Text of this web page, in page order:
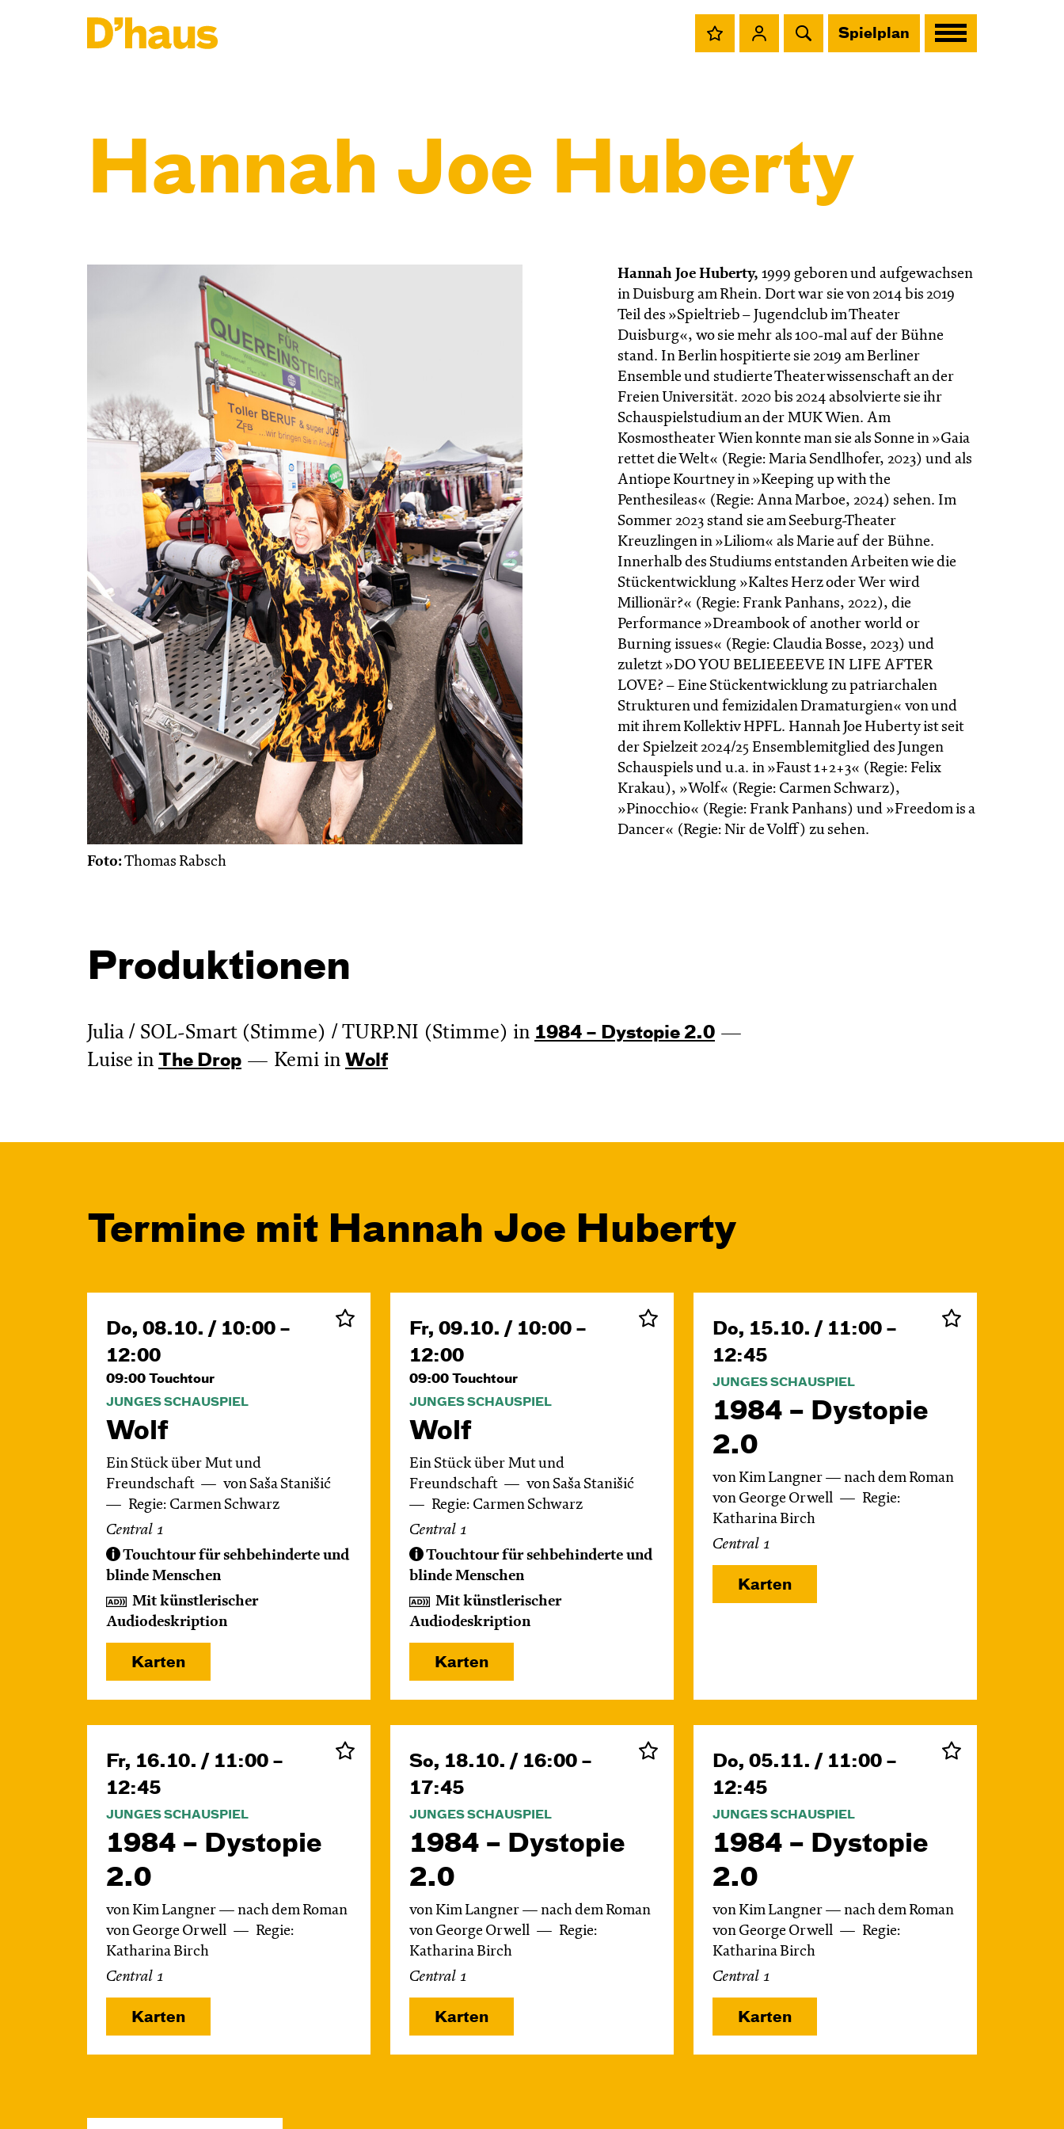
Spielplan
Hannah Joe Huberty
Foto:Thomas Rabsch
Hannah Joe Huberty, 1999 geboren und aufgewachsen
in Duisburg am Rhein. Dort war sie von 2014 bis 2019
Teil des »Spieltrieb – Jugendclub im Theater
Duisburg«, wo sie mehr als 100-mal auf der Bühne
stand. In Berlin hospitierte sie 2019 am Berliner
Ensemble und studierte Theaterwissenschaft an der
Freien Universität. 2020 bis 2024 absolvierte sie ihr
Schauspielstudium an der MUK Wien. Am
Kosmostheater Wien konnte man sie als Sonne in »Gaia
rettet die Welt« (Regie: Maria Sendlhofer, 2023) und als
Antiope Kourtney in »Keeping up with the
Penthesileas« (Regie: Anna Marboe, 2024) sehen. Im
Sommer 2023 stand sie am Seeburg-Theater
Kreuzlingen in »Liliom« als Marie auf der Bühne.
Innerhalb des Studiums entstanden Arbeiten wie die
Stückentwicklung »Kaltes Herz oder Wer wird
Millionär?« (Regie: Frank Panhans, 2022), die
Performance »Dreambook of another world or
Burning issues« (Regie: Claudia Bosse, 2023) und
zuletzt »DO YOU BELIEEEEVE IN LIFE AFTER
LOVE? – Eine Stückentwicklung zu patriarchalen
Strukturen und femizidalen Dramaturgien« von und
mit ihrem Kollektiv HPFL. Hannah Joe Huberty ist seit
der Spielzeit 2024/25 Ensemblemitglied des Jungen
Schauspiels und u.a. in »Faust 1+2+3« (Regie: Felix
Krakau), »Wolf« (Regie: Carmen Schwarz),
»Pinocchio« (Regie: Frank Panhans) und »Freedom is a
Dancer« (Regie: Nir de Volff) zu sehen.
Produktionen
Julia / SOL-Smart (Stimme) / TURP.NI (Stimme) in 1984 – Dystopie 2.0
Luise in The Drop Kemi in Wolf
Termine mit Hannah Joe Huberty
Do, 08.10. / 10:00 –
12:00
09:00 Touchtour
JUNGES SCHAUSPIEL
Wolf
Ein Stück über Mut und
Freundschaft
von Saša Stanišić
Regie: Carmen Schwarz
Central 1
Touchtour für sehbehinderte und
blinde Menschen
Mit künstlerischer
Audiodeskription
Karten
Fr, 09.10. / 10:00 –
12:00
09:00 Touchtour
JUNGES SCHAUSPIEL
Wolf
Ein Stück über Mut und
Freundschaft
von Saša Stanišić
Regie: Carmen Schwarz
Central 1
Touchtour für sehbehinderte und
blinde Menschen
Mit künstlerischer
Audiodeskription
Karten
Do, 15.10. / 11:00 –
12:45
JUNGES SCHAUSPIEL
1984 – Dystopie
2.0
von Kim Langner — nach dem Roman
von George Orwell
Regie:
Katharina Birch
Central 1
Karten
Fr, 16.10. / 11:00 –
12:45
JUNGES SCHAUSPIEL
1984 – Dystopie
2.0
von Kim Langner — nach dem Roman
von George Orwell
Regie:
Katharina Birch
Central 1
Karten
So, 18.10. / 16:00 –
17:45
JUNGES SCHAUSPIEL
1984 – Dystopie
2.0
von Kim Langner — nach dem Roman
von George Orwell
Regie:
Katharina Birch
Central 1
Karten
Do, 05.11. / 11:00 –
12:45
JUNGES SCHAUSPIEL
1984 – Dystopie
2.0
von Kim Langner — nach dem Roman
von George Orwell
Regie:
Katharina Birch
Central 1
Karten
Fr, 06.11. / 11:00 –